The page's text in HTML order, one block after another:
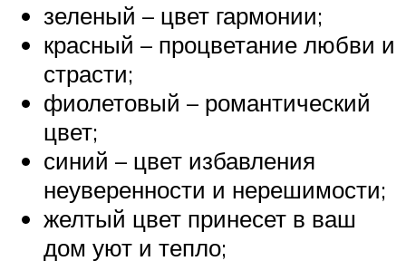
зеленый – цвет гармонии;
красный – процветание любви и
страсти;
фиолетовый – романтический
цвет;
синий – цвет избавления
неуверенности и нерешимости;
желтый цвет принесет в ваш
дом уют и тепло;